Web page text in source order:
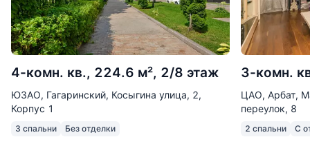
4-комн. кв., 224.6 м², 2/8 этаж
ЮЗАО, Гагаринский, Косыгина улица, 2,
Корпус 1
3 спальни Без отделки
3-комн.
ЦАО, Арбат,
переулок, 8
2 спальни С